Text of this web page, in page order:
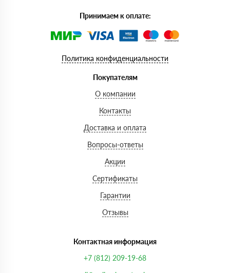
Принимаем к оплате:
Политика конфиденциальности
Покупателям
О компании
Контакты
Доставка и оплата
Вопросы-ответы
Акции
Сертификаты
Гарантии
Отзывы
Контактная информация
+7 (812) 209-19-68